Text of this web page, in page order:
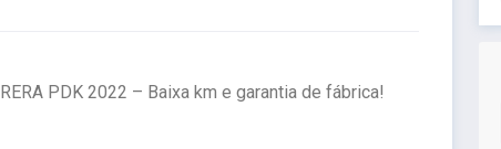
PDK 2022 – Baixa km e garantia de fábrica!